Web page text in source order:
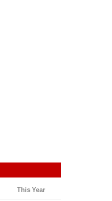
This Year